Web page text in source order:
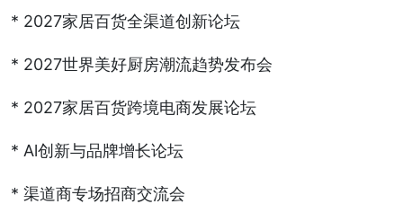
* 2027家居百货全渠道创新论坛
* 2027世界美好厨房潮流趋势发布会
* 2027家居百货跨境电商发展论坛
* Al创新与品牌增长论坛
* 渠道商专场招商交流会